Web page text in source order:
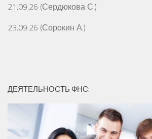
21.09.26 (Сердюкова С.)
23.09.26 (Сорокин А.)
ДЕЯТЕЛЬНОСТЬ ФНС: